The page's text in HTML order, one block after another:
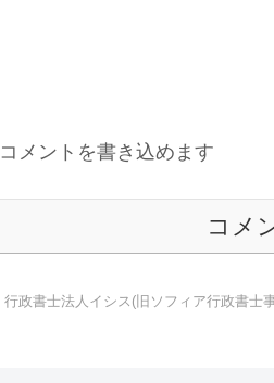
コメントを書き込めます
コメ
行政書士法人イシス(旧ソフィア行政書士